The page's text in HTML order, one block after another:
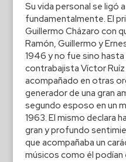
Su vida personal se ligó
fundamentalmente. El
Guillermo Cházaro con
Ramón, Guillermo y
1946 y no fue sino hasta
contrabajista Víctor Ruíz
acompañado en otras
generador de una gran
segundo esposo en un
1963. El mismo declara
gran y profundo
que acompañaba un
músicos como él podían